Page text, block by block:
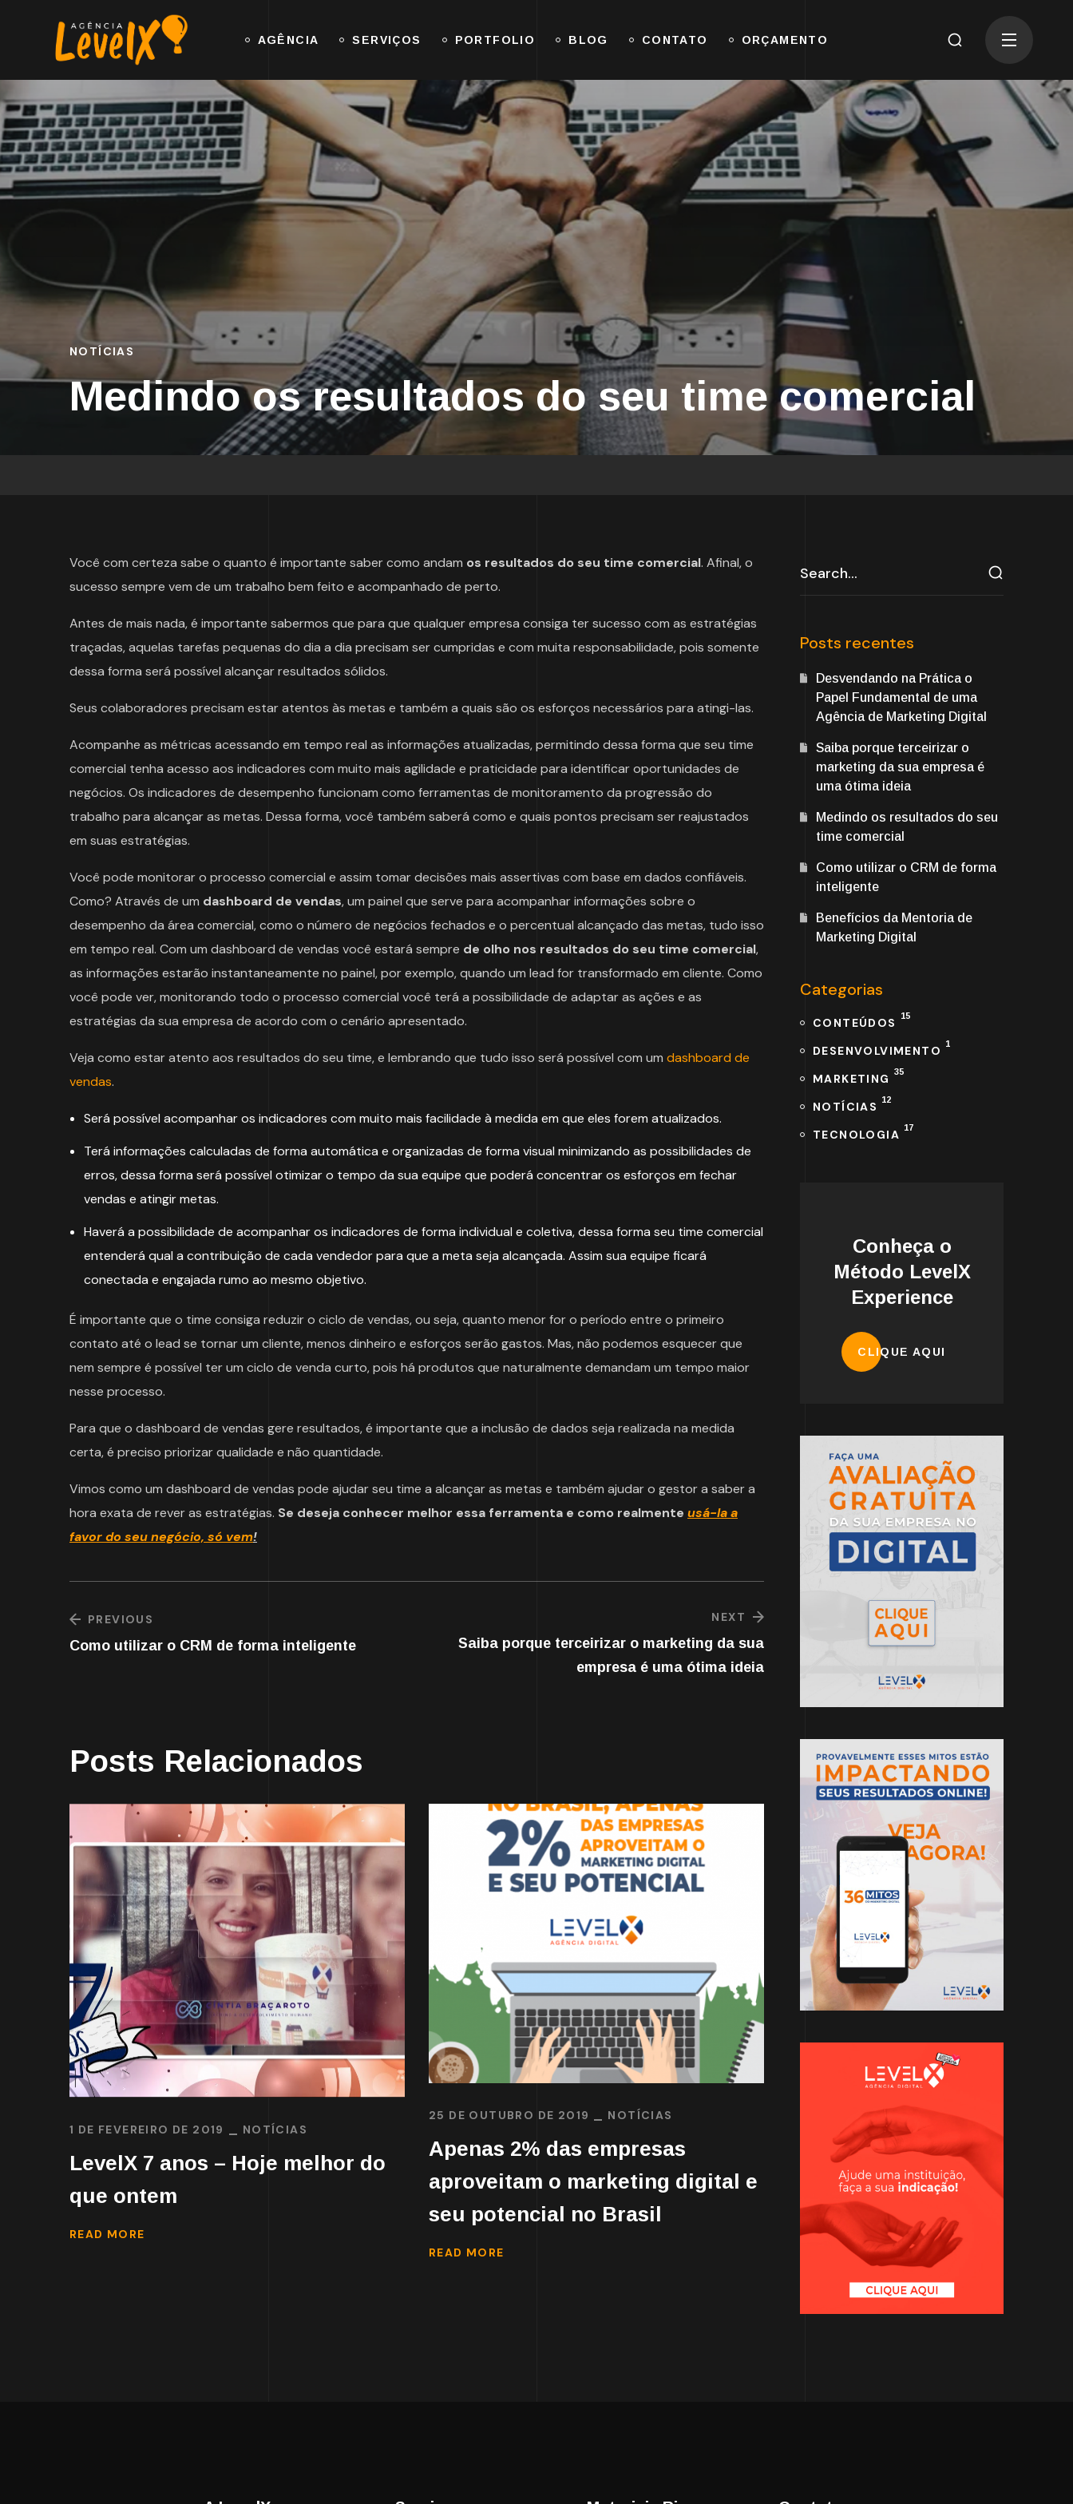
AGÊNCIA SERVIÇOS PORTFOLIO BLOG CONTATO ORÇAMENTO
NOTÍCIAS
Medindo os resultados do seu time comercial
Você com certeza sabe o quanto é importante saber como andam os resultados do seu time comercial. Afinal, o
sucesso sempre vem de um trabalho bem feito e acompanhado de perto.
Antes de mais nada, é importante sabermos que para que qualquer empresa consiga ter sucesso com as estratégias
traçadas, aquelas tarefas pequenas do dia a dia precisam ser cumpridas e com muita responsabilidade, pois somente
dessa forma será possível alcançar resultados sólidos.
Seus colaboradores precisam estar atentos às metas e também a quais são os esforços necessários para atingi-las.
Acompanhe as métricas acessando em tempo real as informações atualizadas, permitindo dessa forma que seu time
comercial tenha acesso aos indicadores com muito mais agilidade e praticidade para identificar oportunidades de
negócios. Os indicadores de desempenho funcionam como ferramentas de monitoramento da progressão do
trabalho para alcançar as metas. Dessa forma, você também saberá como e quais pontos precisam ser reajustados
em suas estratégias.
Você pode monitorar o processo comercial e assim tomar decisões mais assertivas com base em dados confiáveis.
Como? Através de um dashboard de vendas, um painel que serve para acompanhar informações sobre o
desempenho da área comercial, como o número de negócios fechados e o percentual alcançado das metas, tudo isso
em tempo real. Com um dashboard de vendas você estará sempre de olho nos resultados do seu time comercial,
as informações estarão instantaneamente no painel, por exemplo, quando um lead for transformado em cliente. Como
você pode ver, monitorando todo o processo comercial você terá a possibilidade de adaptar as ações e as
estratégias da sua empresa de acordo com o cenário apresentado.
Veja como estar atento aos resultados do seu time, e lembrando que tudo isso será possível com um dashboard de
vendas.
Será possível acompanhar os indicadores com muito mais facilidade à medida em que eles forem atualizados.
Terá informações calculadas de forma automática e organizadas de forma visual minimizando as possibilidades de
erros, dessa forma será possível otimizar o tempo da sua equipe que poderá concentrar os esforços em fechar
vendas e atingir metas.
Haverá a possibilidade de acompanhar os indicadores de forma individual e coletiva, dessa forma seu time comercial
entenderá qual a contribuição de cada vendedor para que a meta seja alcançada. Assim sua equipe ficará
conectada e engajada rumo ao mesmo objetivo.
É importante que o time consiga reduzir o ciclo de vendas, ou seja, quanto menor for o período entre o primeiro
contato até o lead se tornar um cliente, menos dinheiro e esforços serão gastos. Mas, não podemos esquecer que
nem sempre é possível ter um ciclo de venda curto, pois há produtos que naturalmente demandam um tempo maior
nesse processo.
Para que o dashboard de vendas gere resultados, é importante que a inclusão de dados seja realizada na medida
certa, é preciso priorizar qualidade e não quantidade.
Vimos como um dashboard de vendas pode ajudar seu time a alcançar as metas e também ajudar o gestor a saber a
hora exata de rever as estratégias. Se deseja conhecer melhor essa ferramenta e como realmente usá-la a
favor do seu negócio, só vem!
PREVIOUS
Como utilizar o CRM de forma inteligente
NEXT
Saiba porque terceirizar o marketing da sua
empresa é uma ótima ideia
Posts Relacionados
1 DE FEVEREIRO DE 2019 NOTÍCIAS
LevelX 7 anos – Hoje melhor do
que ontem
READ MORE
25 DE OUTUBRO DE 2019 NOTÍCIAS
Apenas 2% das empresas
aproveitam o marketing digital e
seu potencial no Brasil
READ MORE
Posts recentes
Desvendando na Prática o
Papel Fundamental de uma
Agência de Marketing Digital
Saiba porque terceirizar o
marketing da sua empresa é
uma ótima ideia
Medindo os resultados do seu
time comercial
Como utilizar o CRM de forma
inteligente
Benefícios da Mentoria de
Marketing Digital
Categorias
CONTEÚDOS 15
DESENVOLVIMENTO 1
MARKETING 35
NOTÍCIAS 12
TECNOLOGIA 17
Conheça o
Método LevelX
Experience
CLIQUE AQUI